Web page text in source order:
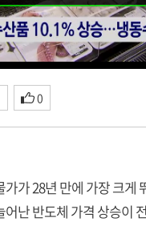
0
가가 28년 만에 가장 크게
어난 반도체 가격 상승이